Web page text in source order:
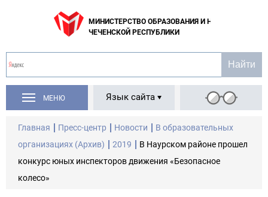
МИНИСТЕРСТВО ОБРАЗОВАНИЯ И НАУКИ
ЧЕЧЕНСКОЙ РЕСПУБЛИКИ
МЕНЮ Язык сайта
Главная Пресс-центр Новости
В образовательных
организациях (Архив)
2019
В Наурском районе прошел
конкурс юных инспекторов движения «Безопасное
колесо»